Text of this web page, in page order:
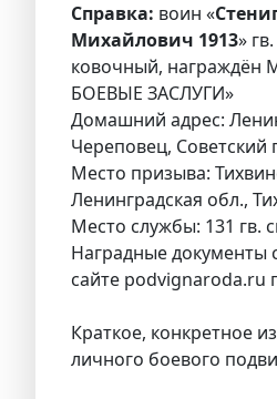
Справка: воин «
Михайлович 1913»
ковочный,
БОЕВЫЕ ЗАСЛУГИ»
Домашний адрес:
Череповец, Советский
Место призыва:
Ленинградская обл.,
Место службы: 131 гв.
Наградные документы
сайте podvignaroda.ru
Краткое, конкретное
личного боевого